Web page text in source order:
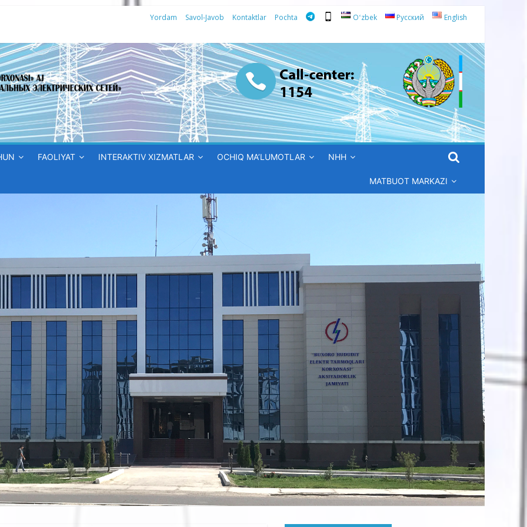
Yordam Savol-Javob Kontaktlar Pochta Oʻzbek Русский English
FAOLIYAT INTERAKTIV XIZMATLAR OCHIQ MA’LUMOTLAR NHH
MATBUOT MARKAZI